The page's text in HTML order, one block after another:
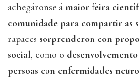
achegáronse á maior feira
comunidade para compartir as
rapaces sorprenderon con
social, como o desenvolvemento
persoas con enfermidades